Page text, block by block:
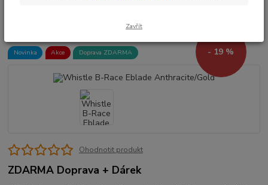
Anthracite/Gold
Novinka Akce Doprava ZDARMA - 19 %
Ohodnotit produkt
ZDARMA Doprava + Dárek
Zavřít